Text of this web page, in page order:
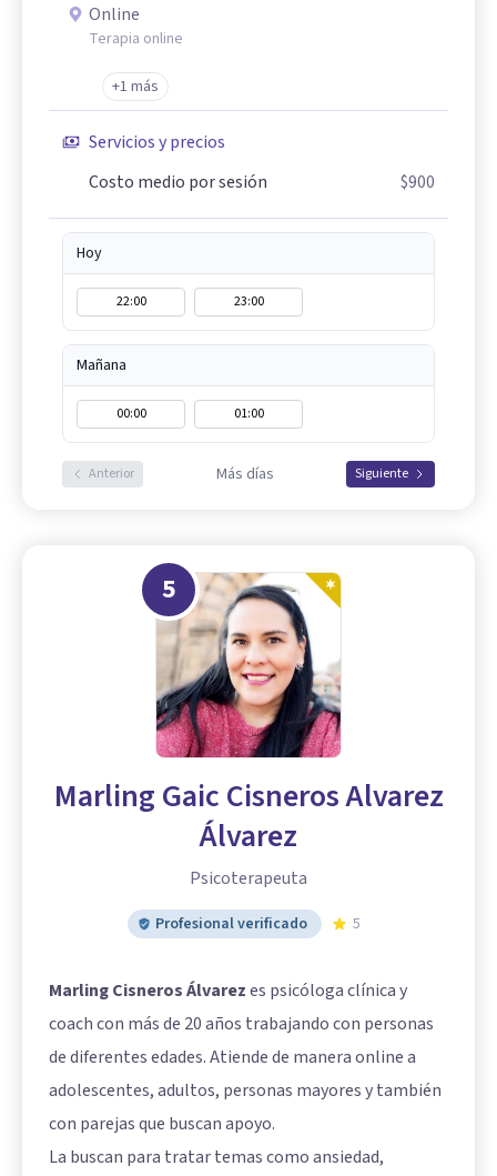
Online
Terapia online
+1 más
Servicios y precios
Costo medio por sesión
$900
Hoy
22:00 23:00
Mañana
00:00 01:00
Anterior Más días Siguiente
5
Marling Gaic Cisneros Alvarez
Álvarez
Psicoterapeuta
Profesional verificado 5
Marling Cisneros Álvarezes psicóloga clínica y
coach con más de 20 años trabajando con personas
de diferentes edades. Atiende de manera online a
adolescentes, adultos, personas mayores y también
con parejas que buscan apoyo.
La buscan para tratar temas como ansiedad,